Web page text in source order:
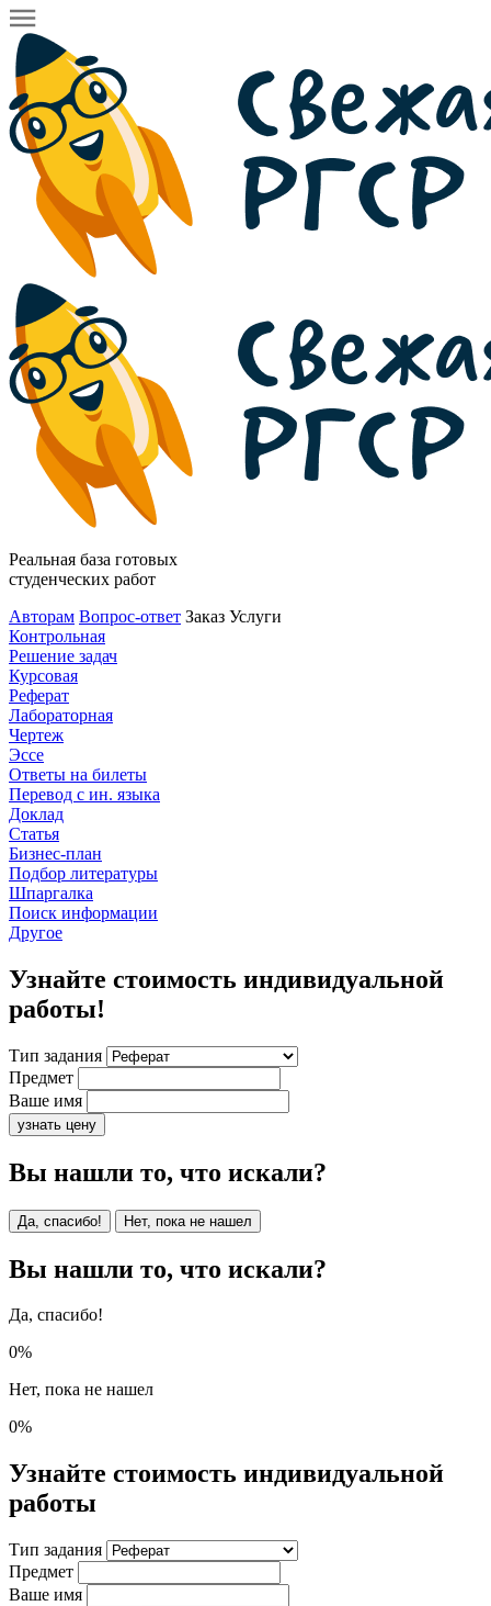
Реальная база готовых
студенческих работ
Авторам Вопрос-ответ Заказ Услуги
Контрольная
Решение задач
Курсовая
Реферат
Лабораторная
Чертеж
Эссе
Ответы на билеты
Перевод с ин. языка
Доклад
Статья
Бизнес-план
Подбор литературы
Шпаргалка
Поиск информации
Другое
Узнайте стоимость индивидуальной
работы!
Тип задания
Предмет
Ваше имя
узнать цену
Вы нашли то, что искали?
Да, спасибо! Нет, пока не нашел
Вы нашли то, что искали?
Да, спасибо!
0%
Нет, пока не нашел
0%
Узнайте стоимость индивидуальной
работы
Тип задания
Предмет
Ваше имя